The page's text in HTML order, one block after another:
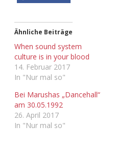
Ähnliche Beiträge
When sound system
culture is in your blood
14. Februar 2017
In "Nur mal so"
Bei Marushas „Dancehall“
am 30.05.1992
26. April 2017
In "Nur mal so"